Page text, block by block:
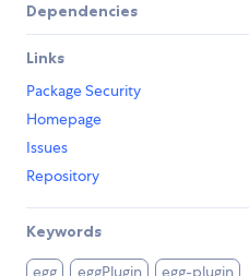
Dependencies
Links
Package Security
Homepage
Issues
Repository
Keywords
egg eggPlugin egg-plugin